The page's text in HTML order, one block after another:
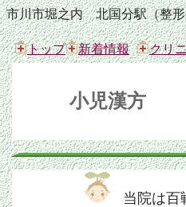
市川市堀之内 北国分駅（整
トップ 新着情報 クリ
小児漢方
当院は百